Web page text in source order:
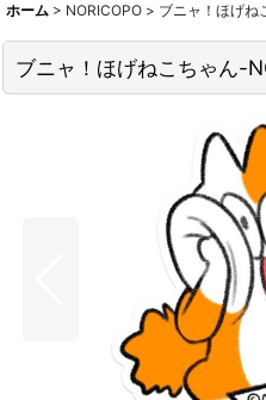
ホーム > NORICOPO > ブニャ！ほげね
ブニャ！ほげねこちゃん-